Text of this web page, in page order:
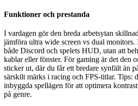
Funktioner och prestanda
I vardagen gör den breda arbetsytan
jämföra ultra wide screen vs dual
både Discord och spelets HUD, utan att
kablar eller fönster. För gaming är det den
sticker ut, där du får ett bredare synfält än
särskilt märks i racing och FPS-titlar. Tips:
inbyggda spellägen för att optimera
på genre.